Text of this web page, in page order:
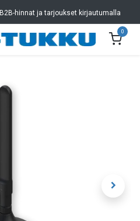
B2B-hinnat ja tarjoukset kirjautumalla
0